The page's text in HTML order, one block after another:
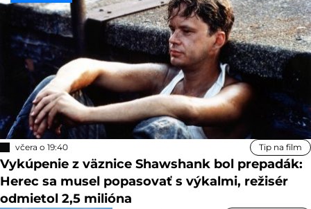
včera o 19:40 Tip na film
Vykúpenie z väznice Shawshank bol prepadák:
Herec sa musel popasovať s výkalmi, režisér
odmietol 2,5 milióna